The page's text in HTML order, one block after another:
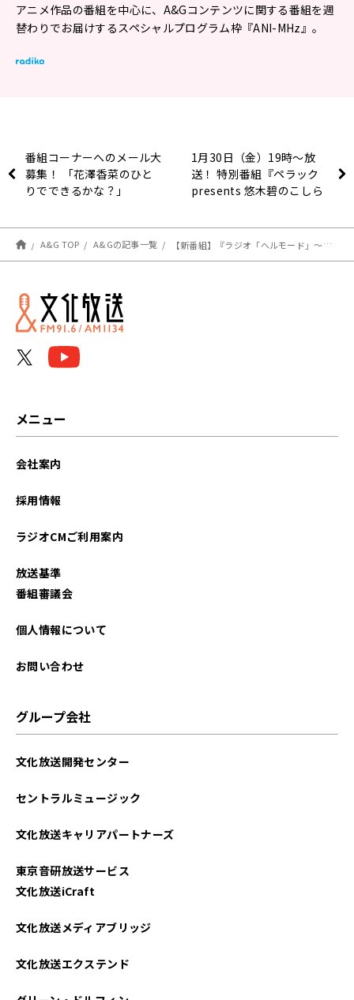
アニメ作品の番組を中心に、A&Gコンテンツに関する番組を週
替わりでお届けするスペシャルプログラム枠『ANI-MHz』。
番組コーナーへのメール大
募集！ 「花澤香菜のひと
りでできるかな？」
1月30日（金）19時～放
送！ 特別番組『ペラック
presents 悠木碧のこしら
A&G TOP A&Gの記事一覧 【新番組】『ラジオ「ヘルモード」～おしゃべり好きのパーソナリティは廃設定のラジオで無双する～』放送決定＆メール大募集！
メニュー
会社案内
採用情報
ラジオCMご利用案内
放送基準
番組審議会
個人情報について
お問い合わせ
グループ会社
文化放送開発センター
セントラルミュージック
文化放送キャリアパートナーズ
東京音研放送サービス
文化放送iCraft
文化放送メディアブリッジ
文化放送エクステンド